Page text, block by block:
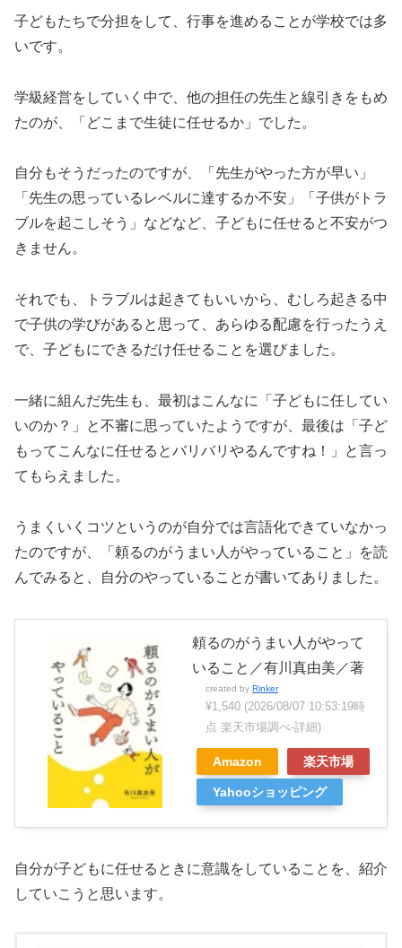
子どもたちで分担をして、行事を進めることが学校では多
いです。
学級経営をしていく中で、他の担任の先生と線引きをもめ
たのが、「どこまで生徒に任せるか」でした。
自分もそうだったのですが、「先生がやった方が早い」
「先生の思っているレベルに達するか不安」「子供がトラ
ブルを起こしそう」などなど、子どもに任せると不安がつ
きません。
それでも、トラブルは起きてもいいから、むしろ起きる中
で子供の学びがあると思って、あらゆる配慮を行ったうえ
で、子どもにできるだけ任せることを選びました。
一緒に組んだ先生も、最初はこんなに「子どもに任してい
いのか？」と不審に思っていたようですが、最後は「子ど
もってこんなに任せるとバリバリやるんですね！」と言っ
てもらえました。
うまくいくコツというのが自分では言語化できていなかっ
たのですが、「頼るのがうまい人がやっていること」を読
んでみると、自分のやっていることが書いてありました。
頼るのがうまい人がやって
いること／有川真由美／著
created by Rinker
¥1,540 (2026/08/07 10:53:19時
点 楽天市場調べ-詳細)
Amazon 楽天市場
Yahooショッピング
自分が子どもに任せるときに意識をしていることを、紹介
していこうと思います。